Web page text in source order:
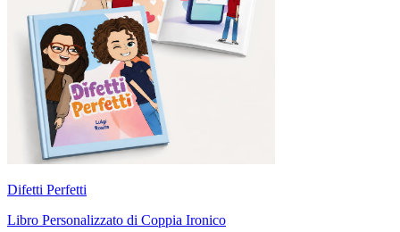
Difetti Perfetti
Libro Personalizzato di Coppia Ironico